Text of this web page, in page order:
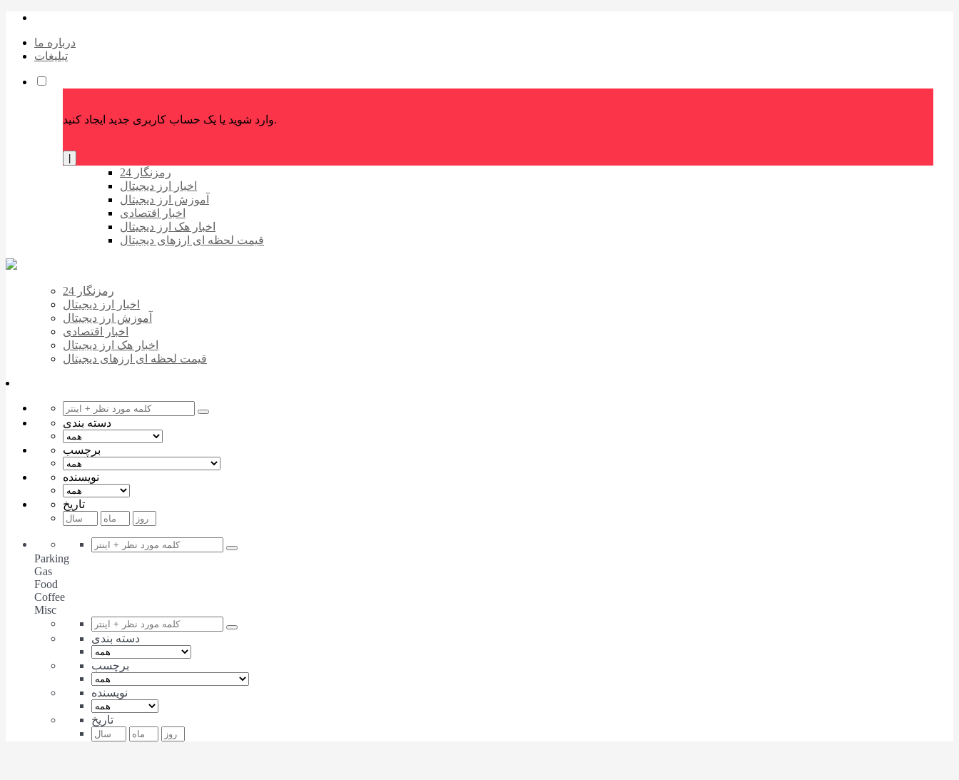
درباره ما
تبلیغات
وارد شوید یا یک حساب کاربری جدید ایجاد کنید.
رمزنگار 24
اخبار ارز دیجیتال
آموزش ارز دیجیتال
اخبار اقتصادی
اخبار هک ارز دیجیتال
قیمت لحظه ای ارزهای دیجیتال
رمزنگار 24
اخبار ارز دیجیتال
آموزش ارز دیجیتال
اخبار اقتصادی
اخبار هک ارز دیجیتال
قیمت لحظه ای ارزهای دیجیتال
دسته بندی
برچسب
نویسنده
تاریخ
Parking
Gas
Food
Coffee
Misc
دسته بندی
برچسب
نویسنده
تاریخ